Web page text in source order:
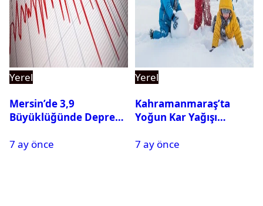
Yerel
Mersin’de 3,9
Büyüklüğünde Deprem
7 ay önce
Yerel
Kahramanmaraş’ta
Yoğun Kar Yağışı
Tatil
7 ay önce